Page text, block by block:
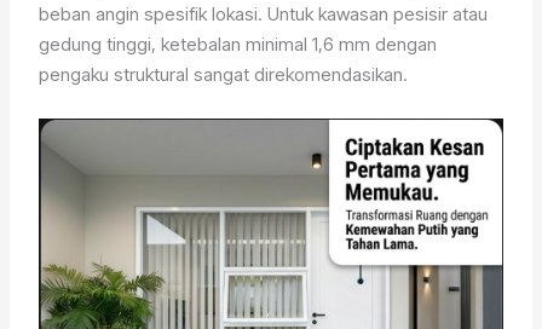
beban angin spesifik lokasi. Untuk kawasan pesisir atau
gedung tinggi, ketebalan minimal 1,6 mm dengan
pengaku struktural sangat direkomendasikan.